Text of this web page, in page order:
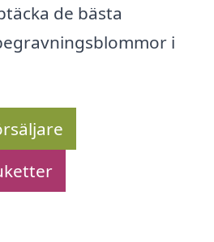
de bästa
i